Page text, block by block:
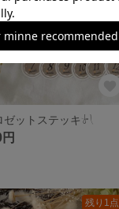
ゼットステッキ‎‪𓍯
残り1点